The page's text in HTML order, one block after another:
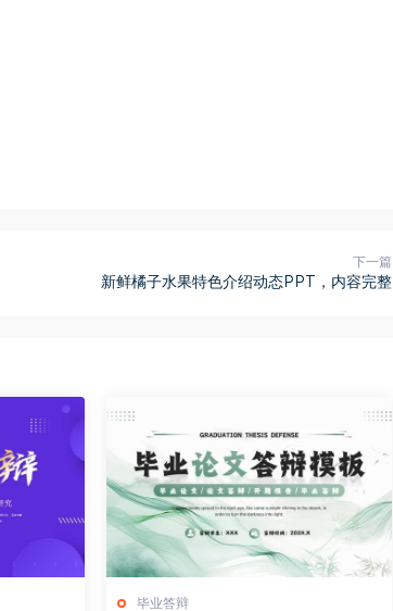
下一篇
新鲜橘子水果特色介绍动态PPT，内容完整
毕业答辩